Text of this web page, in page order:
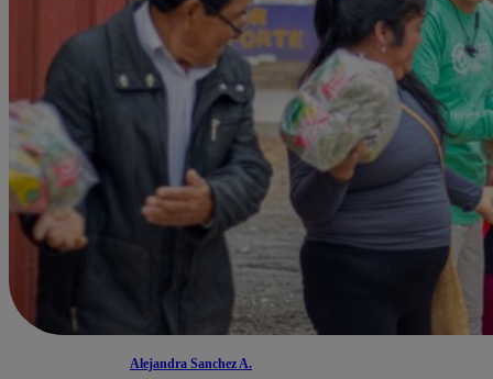
Alejandra Sanchez A.